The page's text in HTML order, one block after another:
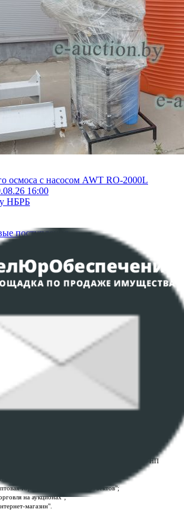
осмоса с насосом AWT RO-2000L
16:00
НБРБ
поступления
и проведения торгов
обработки персональных
О ПОЛИТИКЕ ОБРАБОТКИ COOKIE-
файлов
унитарное предприятие по оказанию
- Все права защищены авторским
предприятие по оказанию услуг "БелЮрОбеспечение"
пр-т. Дзержинского, 1Б, e-mail:
, УНП
реестре Республики Беларусь:
торговля без торговых объектов";
на аукционах";
магазин".